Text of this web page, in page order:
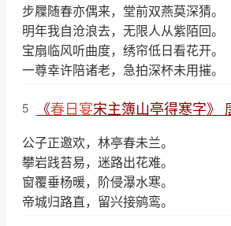
步屧随春亦偶来，堂前双燕莫深猜。
明年我自沧浪去，无限人从紫陌回。
宝扇临风听曲度，绣帘低日看花开。
一尊幸许陪诸老，急拍深杯未用摧。
5 《春日宴宋主簿山亭得寒字》
公子正邀欢，林亭春未兰。
攀岩践苔易，迷路出花难。
窗覆垂杨暖，阶侵瀑水寒。
帝城归路直，留兴接鹓鸾。